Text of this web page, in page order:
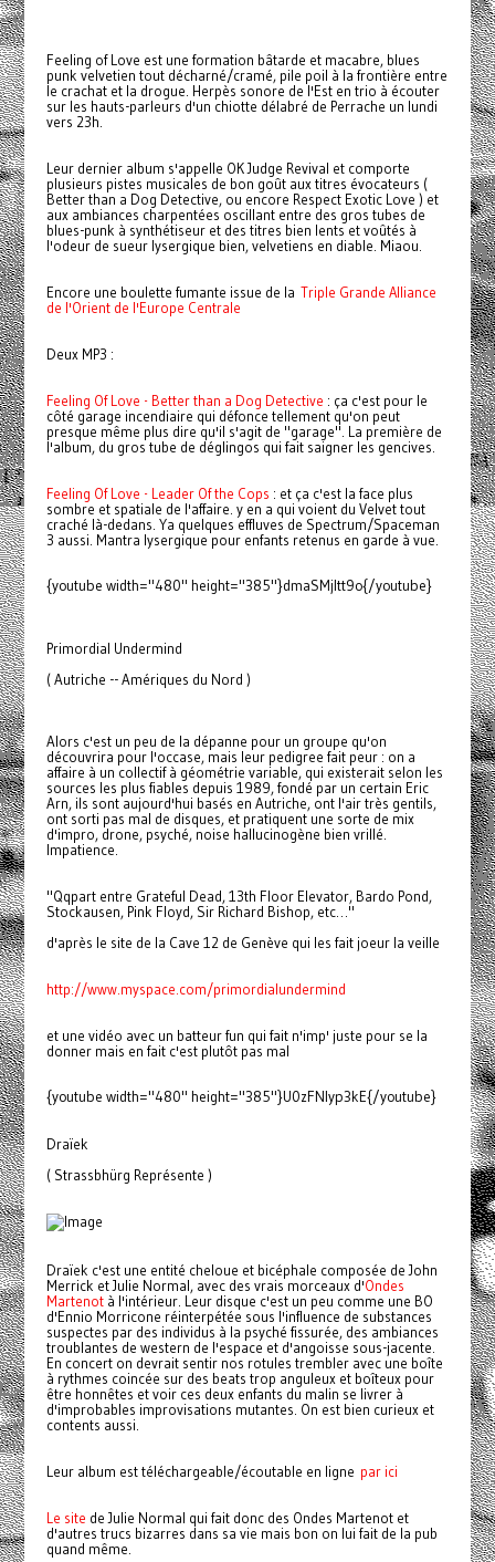
Feeling of Love est une formation bâtarde et macabre, blues
punk velvetien tout décharné/cramé, pile poil à la frontière entre
le crachat et la drogue. Herpès sonore de l'Est en trio à écouter
sur les hauts-parleurs d'un chiotte délabré de Perrache un lundi
vers 23h.
Leur dernier album s'appelle OK Judge Revival et comporte
plusieurs pistes musicales de bon goût aux titres évocateurs (
Better than a Dog Detective, ou encore Respect Exotic Love ) et
aux ambiances charpentées oscillant entre des gros tubes de
blues-punk à synthétiseur et des titres bien lents et voûtés à
l'odeur de sueur lysergique bien, velvetiens en diable. Miaou.
Encore une boulette fumante issue de la Triple Grande Alliance
de l'Orient de l'Europe Centrale
Deux MP3 :
Feeling Of Love - Better than a Dog Detective : ça c'est pour le
côté garage incendiaire qui défonce tellement qu'on peut
presque même plus dire qu'il s'agit de "garage". La première de
l'album, du gros tube de déglingos qui fait saigner les gencives.
Feeling Of Love - Leader Of the Cops : et ça c'est la face plus
sombre et spatiale de l'affaire. y en a qui voient du Velvet tout
craché là-dedans. Ya quelques effluves de Spectrum/Spaceman
3 aussi. Mantra lysergique pour enfants retenus en garde à vue.
{youtube width="480" height="385"}dmaSMjItt9o{/youtube}
Primordial Undermind
( Autriche -- Amériques du Nord )
Alors c'est un peu de la dépanne pour un groupe qu'on
découvrira pour l'occase, mais leur pedigree fait peur : on a
affaire à un collectif à géométrie variable, qui existerait selon les
sources les plus fiables depuis 1989, fondé par un certain Eric
Arn, ils sont aujourd'hui basés en Autriche, ont l'air très gentils,
ont sorti pas mal de disques, et pratiquent une sorte de mix
d'impro, drone, psyché, noise hallucinogène bien vrillé.
Impatience.
"Qqpart entre Grateful Dead, 13th Floor Elevator, Bardo Pond,
Stockausen, Pink Floyd, Sir Richard Bishop, etc…"
d'après le site de la Cave 12 de Genève qui les fait joeur la veille
http://www.myspace.com/primordialundermind
et une vidéo avec un batteur fun qui fait n'imp' juste pour se la
donner mais en fait c'est plutôt pas mal
{youtube width="480" height="385"}U0zFNIyp3kE{/youtube}
Draïek
( Strassbhürg Représente )
Draïek c'est une entité cheloue et bicéphale composée de John
Merrick et Julie Normal, avec des vrais morceaux d'Ondes
Martenotà l'intérieur. Leur disque c'est un peu comme une BO
d'Ennio Morricone réinterpétée sous l'influence de substances
suspectes par des individus à la psyché fissurée, des ambiances
troublantes de western de l'espace et d'angoisse sous-jacente.
En concert on devrait sentir nos rotules trembler avec une boîte
à rythmes coincée sur des beats trop anguleux et boîteux pour
être honnêtes et voir ces deux enfants du malin se livrer à
d'improbables improvisations mutantes. On est bien curieux et
contents aussi.
Leur album est téléchargeable/écoutable en ligne par ici
Le site de Julie Normal qui fait donc des Ondes Martenot et
d'autres trucs bizarres dans sa vie mais bon on lui fait de la pub
quand même.